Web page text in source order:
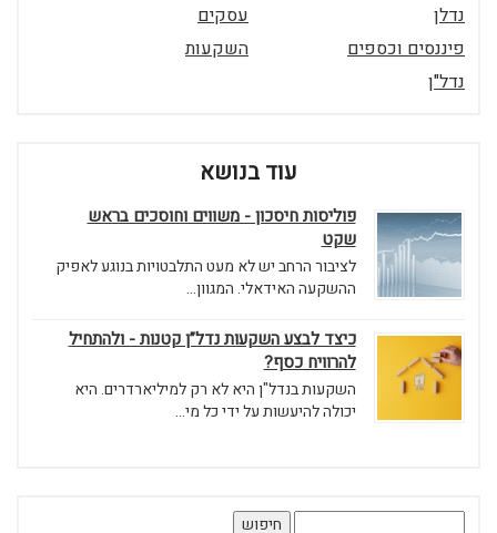
נדלן
עסקים
פיננסים וכספים
השקעות
נדל"ן
עוד בנושא
פוליסות חיסכון - משווים וחוסכים בראש
שקט
לציבור הרחב יש לא מעט התלבטויות בנוגע לאפיק
ההשקעה האידאלי. המגוון...
כיצד לבצע השקעות נדל”ן קטנות - ולהתחיל
להרוויח כסף?
השקעות בנדל"ן היא לא רק למיליארדרים. היא
יכולה להיעשות על ידי כל מי...
חיפוש: